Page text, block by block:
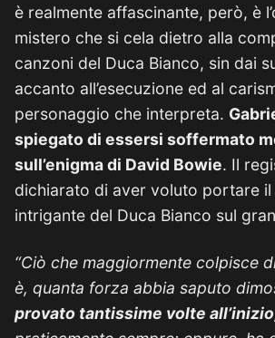
è realmente affascinante, però, è
mistero che si cela dietro alla
canzoni del Duca Bianco, sin dai
accanto all’esecuzione ed al
personaggio che interpreta.
spiegato di essersi soffermato
sull’enigma di David Bowie. Il
dichiarato di aver voluto portare
intrigante del Duca Bianco sul
“Ciò che maggiormente colpisce
è, quanta forza abbia saputo
provato tantissime volte all’inizio